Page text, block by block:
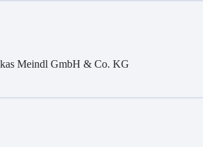
Meindl GmbH & Co. KG